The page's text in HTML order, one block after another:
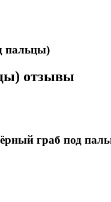
пальцы)
отзывы
граб под